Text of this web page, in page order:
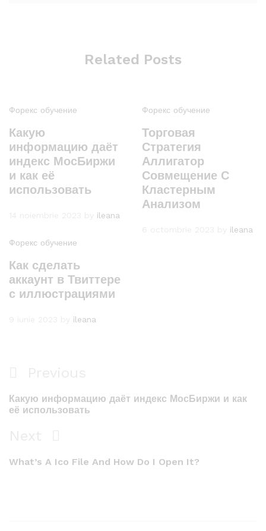
Related Posts
Форекс обучение
Какую
информацию даёт
индекс МосБиржи
и как её
использовать
ileana
Форекс обучение
Торговая
Стратегия
Аллигатор
Совмещение С
Кластерным
Анализом
ileana
Форекс обучение
Как сделать
аккаунт в Твиттере
с иллюстрациями
ileana
în
articole
Post
Какую информацию даёт индекс МосБиржи и как
её использовать
Post
What’s A Ico File And How Do I Open It?